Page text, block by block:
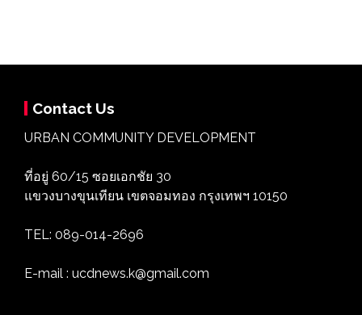
Contact Us
URBAN COMMUNITY DEVELOPMENT
ที่อยู่ 60/15 ซอยเอกชัย 30
แขวงบางขุนเทียน เขตจอมทอง กรุงเทพฯ 10150
TEL: 089-014-2696
E-mail : ucdnews.k@gmail.com